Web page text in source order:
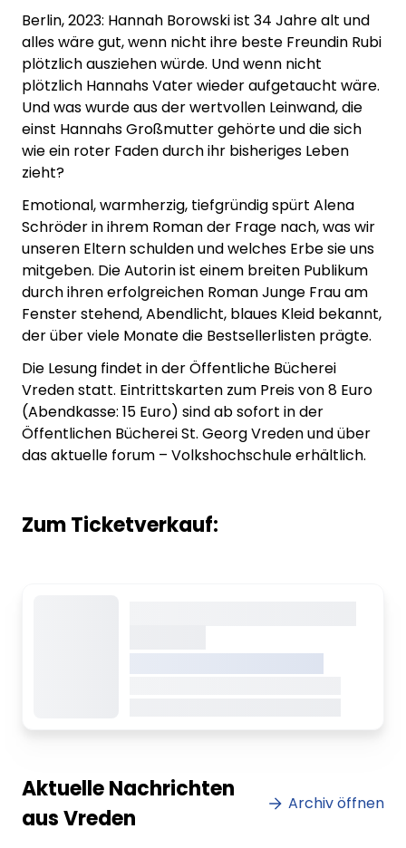
Berlin, 2023: Hannah Borowski ist 34 Jahre alt und
alles wäre gut, wenn nicht ihre beste Freundin Rubi
plötzlich ausziehen würde. Und wenn nicht
plötzlich Hannahs Vater wieder aufgetaucht wäre.
Und was wurde aus der wertvollen Leinwand, die
einst Hannahs Großmutter gehörte und die sich
wie ein roter Faden durch ihr bisheriges Leben
zieht?
Emotional, warmherzig, tiefgründig spürt Alena
Schröder in ihrem Roman der Frage nach, was wir
unseren Eltern schulden und welches Erbe sie uns
mitgeben. Die Autorin ist einem breiten Publikum
durch ihren erfolgreichen Roman Junge Frau am
Fenster stehend, Abendlicht, blaues Kleid bekannt,
der über viele Monate die Bestsellerlisten prägte.
Die Lesung findet in der Öffentliche Bücherei
Vreden statt. Eintrittskarten zum Preis von 8 Euro
(Abendkasse: 15 Euro) sind ab sofort in der
Öffentlichen Bücherei St. Georg Vreden und über
das aktuelle forum – Volkshochschule erhältlich.
Zum Ticketverkauf:
Aktuelle Nachrichten
aus Vreden
Archiv öffnen
Lorem ipsum Lorem ipsum